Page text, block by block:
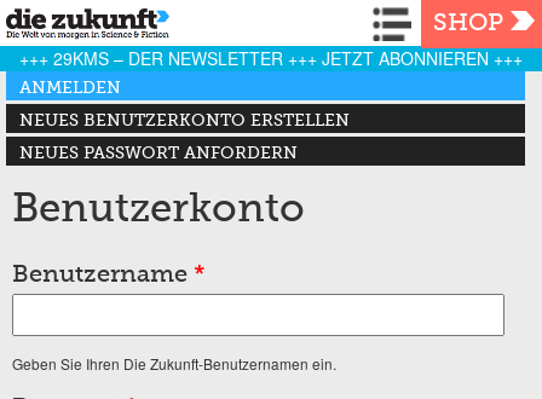
Navigation
SHOP
+++ 29KMS – DER NEWSLETTER +++ JETZT ABONNIEREN +++
Haupt-Reiter
ANMELDEN
(AKTIVER REITER)
NEUES BENUTZERKONTO ERSTELLEN
NEUES PASSWORT ANFORDERN
Benutzerkonto
Benutzername *
Geben Sie Ihren Die Zukunft-Benutzernamen ein.